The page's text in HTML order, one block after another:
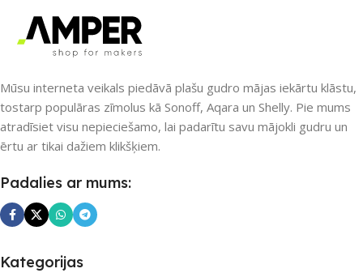
PIEEJAMS UZREIZ
Nē
UZREIZ PIEEJAMAIS
SKAITS
UZREIZ PIEEJAMAIS
SKAITS
Mūsu interneta veikals piedāvā plašu gudro mājas iekārtu klāstu,
tostarp populāras zīmolus kā Sonoff, Aqara un Shelly. Pie mums
atradīsiet visu nepieciešamo, lai padarītu savu mājokli gudru un
ērtu ar tikai dažiem klikšķiem.
Padalies ar mums:
Kategorijas